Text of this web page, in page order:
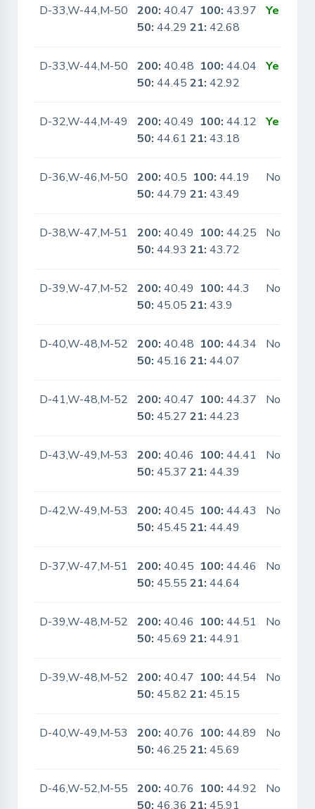
D-33,W-44,M-50 200: 40.47 100: 43.97
50: 44.2921: 42.68
Yes
D-33,W-44,M-50 200: 40.48 100: 44.04
50: 44.4521: 42.92
Yes
D-32,W-44,M-49 200: 40.49 100: 44.12
50: 44.6121: 43.18
Yes
D-36,W-46,M-50 200: 40.5 100: 44.19
50: 44.7921: 43.49
No
D-38,W-47,M-51 200: 40.49 100: 44.25
50: 44.9321: 43.72
No
D-39,W-47,M-52 200: 40.49 100: 44.3
50: 45.0521: 43.9
No
D-40,W-48,M-52 200: 40.48 100: 44.34
50: 45.1621: 44.07
No
D-41,W-48,M-52 200: 40.47 100: 44.37
50: 45.2721: 44.23
No
D-43,W-49,M-53 200: 40.46 100: 44.41
50: 45.3721: 44.39
No
D-42,W-49,M-53 200: 40.45 100: 44.43
50: 45.4521: 44.49
No
D-37,W-47,M-51 200: 40.45 100: 44.46
50: 45.5521: 44.64
No
D-39,W-48,M-52 200: 40.46 100: 44.51
50: 45.6921: 44.91
No
D-39,W-48,M-52 200: 40.47 100: 44.54
50: 45.8221: 45.15
No
D-40,W-49,M-53 200: 40.76 100: 44.89
50: 46.2521: 45.69
No
D-46,W-52,M-55 200: 40.76 100: 44.92
50: 46.3621: 45.91
No